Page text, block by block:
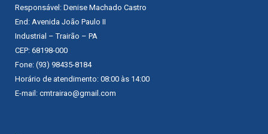
Responsável: Denise Machado Castro
End: Avenida João Paulo II
Industrial – Trairão – PA
CEP: 68198-000
Fone: (93) 98435-8184
Horário de atendimento: 08:00 às 14:00
E-mail: cmtrairao@gmail.com